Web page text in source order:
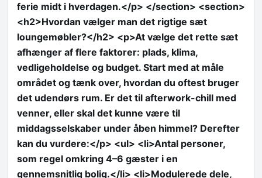
ferie midt i hverdagen.</p> </section> <section>
<h2>Hvordan vælger man det rigtige sæt
loungemøbler?</h2> <p>At vælge det rette sæt
afhænger af flere faktorer: plads, klima,
vedligeholdelse og budget. Start med at måle
området og tænk over, hvordan du oftest bruger
det udendørs rum. Er det til afterwork-chill med
venner, eller skal det kunne være til
middagsselskaber under åben himmel? Derefter
kan du vurdere:</p> <ul> <li>Antal personer,
som regel omkring 4–6 gæster i en
gennemsnitlig bolig.</li> <li>Modulerede dele,